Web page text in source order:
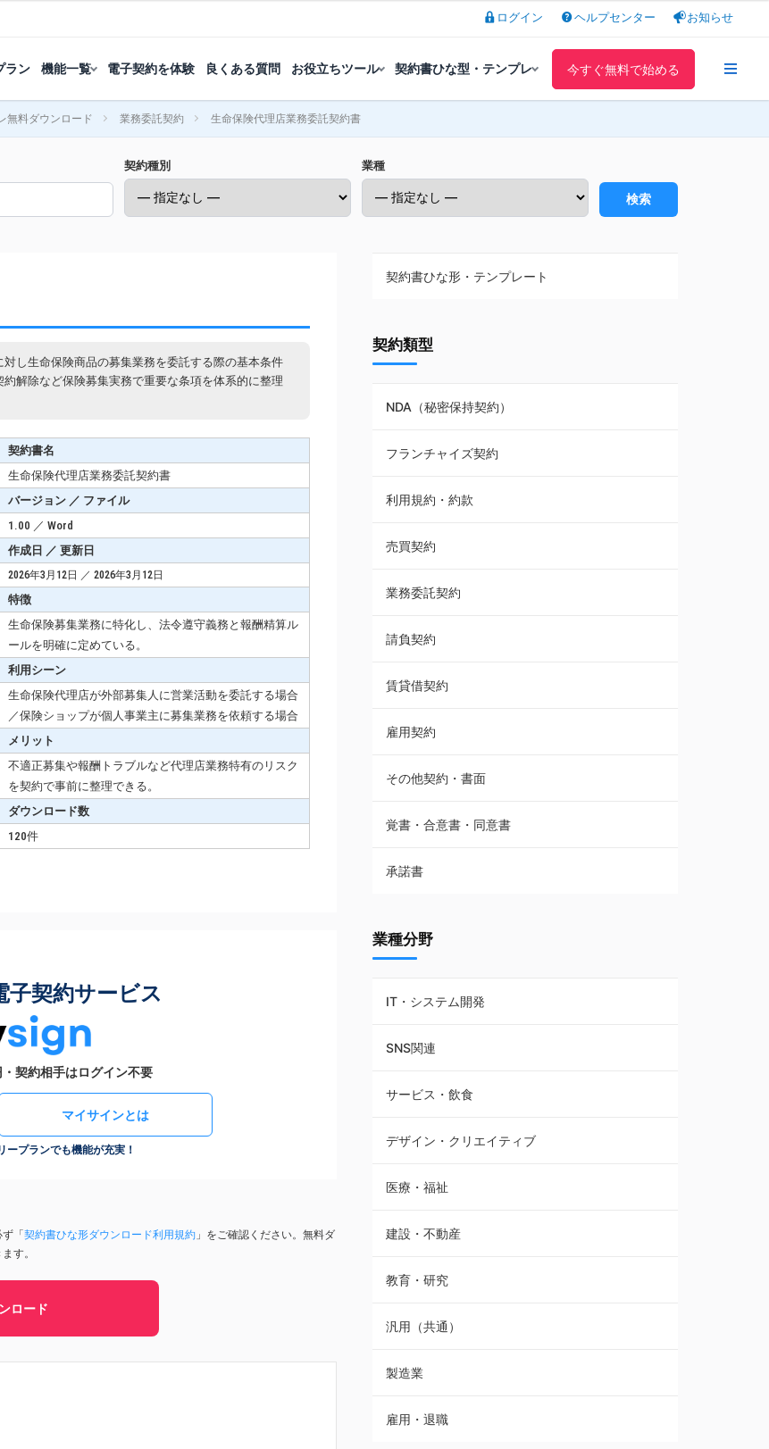
ログイン ヘルプセンター お知らせ
ラン 機能一覧 電子契約を体験 良くある質問 お役立ちツール 契約書ひな型・テンプレ 今すぐ無料で始める
無料ダウンロード 業務委託契約 生命保険代理店業務委託契約書
契約種別 業種
検索
し生命保険商品の募集業務を委託する際の基本条件
解除など保険募集実務で重要な条項を体系的に整理
契約書名
生命保険代理店業務委託契約書
バージョン ／ ファイル
1.00 ／ Word
作成日 ／ 更新日
2026年3月12日 ／ 2026年3月12日
特徴
生命保険募集業務に特化し、法令遵守義務と報酬精算ル
ールを明確に定めている。
利用シーン
生命保険代理店が外部募集人に営業活動を委託する場合
／保険ショップが個人事業主に募集業務を依頼する場合
メリット
不適正募集や報酬トラブルなど代理店業務特有のリスク
を契約で事前に整理できる。
ダウンロード数
120件
子契約サービス
契約相手はログイン不要
マイサインとは
プランでも機能が充実！
「契約書ひな形ダウンロード利用規約 」をご確認ください。無料ダ
す。
ロード
契約書ひな形・テンプレート
NDA（秘密保持契約）
業務委託契約
利用規約・約款
覚書・合意書・同意書
承諾書
雇用契約
その他契約・書面
売買契約
株主総会議事録・関連書類
請負契約
フランチャイズ契約
賃貸借契約
契約類型
NDA（秘密保持契約）
フランチャイズ契約
利用規約・約款
売買契約
業務委託契約
請負契約
賃貸借契約
雇用契約
その他契約・書面
覚書・合意書・同意書
承諾書
業種分野
IT・システム開発
SNS関連
サービス・飲食
デザイン・クリエイティブ
医療・福祉
建設・不動産
教育・研究
汎用（共通）
製造業
雇用・退職